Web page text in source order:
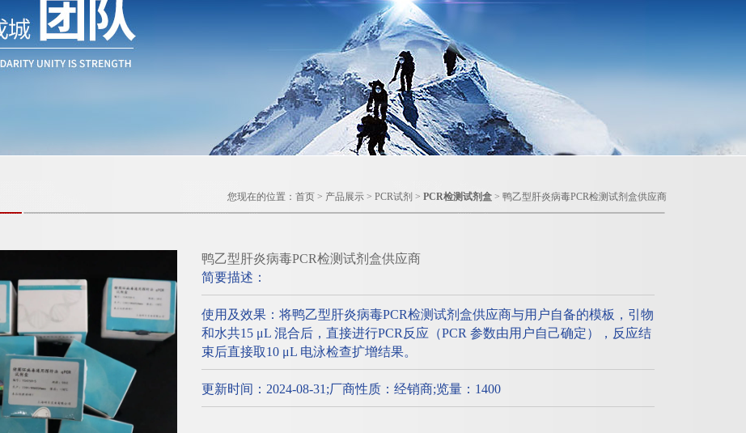
您现在的位置： 首页 > 产品展示 > PCR试剂 > PCR检测试剂盒 > 鸭乙型肝炎病毒PCR检测试剂盒供应商
鸭乙型肝炎病毒PCR检测试剂盒供应商
简要描述：
使用及效果：将鸭乙型肝炎病毒PCR检测试剂盒供应商与用户自备的模板，引物
和水共15 μL 混合后，直接进行PCR反应（PCR 参数由用户自己确定），反应结
束后直接取10 μL 电泳检查扩增结果。
更新时间：2024-08-31;厂商性质：经销商;览量：1400